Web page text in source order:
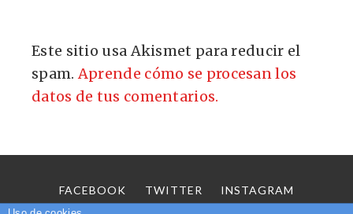
Este sitio usa Akismet para reducir el
spam.Aprende cómo se procesan los
datos de tus comentarios.
FACEBOOK TWITTER
INSTAGRAM